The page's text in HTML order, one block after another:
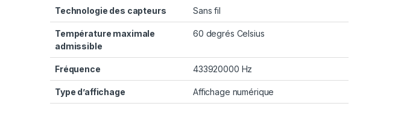
Technologie des capteurs Sans fil
Température maximale
admissible
60 degrés Celsius
Fréquence 433920000 Hz
Type d’affichage Affichage numérique